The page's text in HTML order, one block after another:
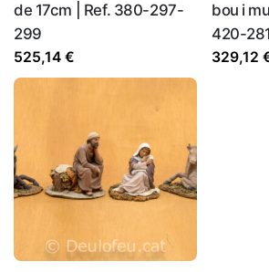
de 17cm | Ref. 380-297-
299
525,14 €
bou i
420-
329,12